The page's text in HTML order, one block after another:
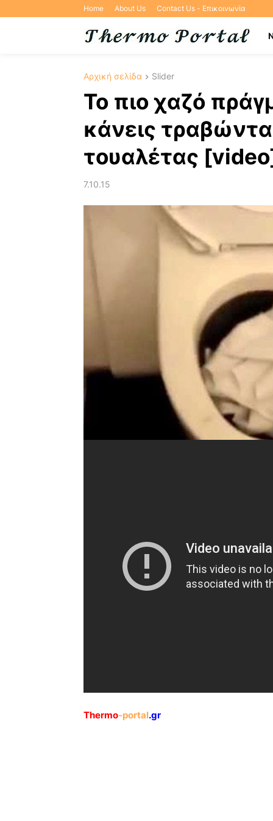
Home About Us Contact Us - Επικοινωνία
Αρχική σελίδα Slider
Το πιο χαζό
κάνεις
τουαλέτας
7.10.15
Thermo-portal.gr